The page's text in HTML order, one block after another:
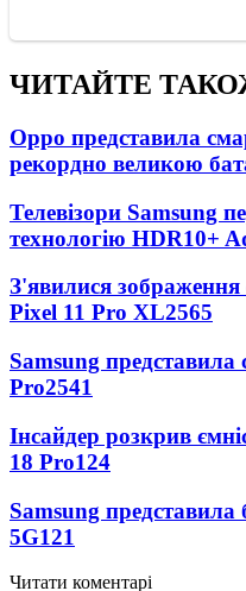
ЧИТАЙТЕ
Oppo представила
рекордно великою
Телевізори Samsung
технологію HDR10+
З'явилися
Pixel 11 Pro XL2565
Samsung
Pro2541
Інсайдер розкрив
18 Pro124
Samsung
5G121
Читати коментарі